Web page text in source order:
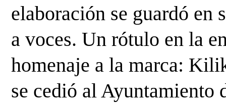
elaboración se guardó en
a voces. Un rótulo en la
homenaje a la marca:
se cedió al Ayuntamiento